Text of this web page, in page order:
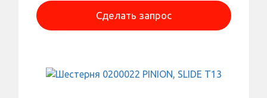
Сделать запрос